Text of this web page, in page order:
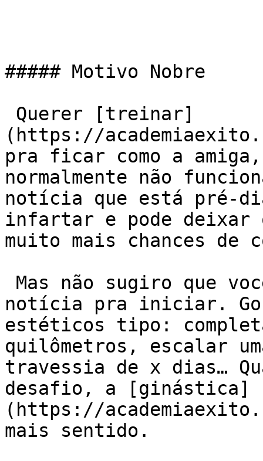
##### Motivo Nobre
(https://
pra ficar como a
normalmente não
notícia que está pré-
infartar e pode deixar
muito mais chances de
notícia pra iniciar.
estéticos tipo:
quilômetros, escalar
travessia de x dias…
desafio, a [ginástica]
(https://
mais sentido.